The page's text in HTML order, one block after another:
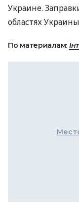
Украине.
областях
По материалам: